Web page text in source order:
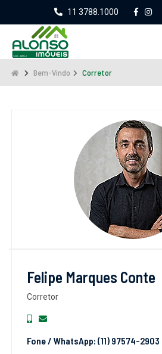
11 3788.1000
Bem-Vindo Corretor
Felipe Marques Conte
Corretor
Fone / WhatsApp: (11) 97574-2903